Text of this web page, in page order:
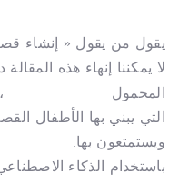
يقول من يقول « إنشاء
لا يمكننا إنهاء هذه
المحمول
التي يبني بها الأطفال
ويستمتعون بها.
باستخدام الذكاء